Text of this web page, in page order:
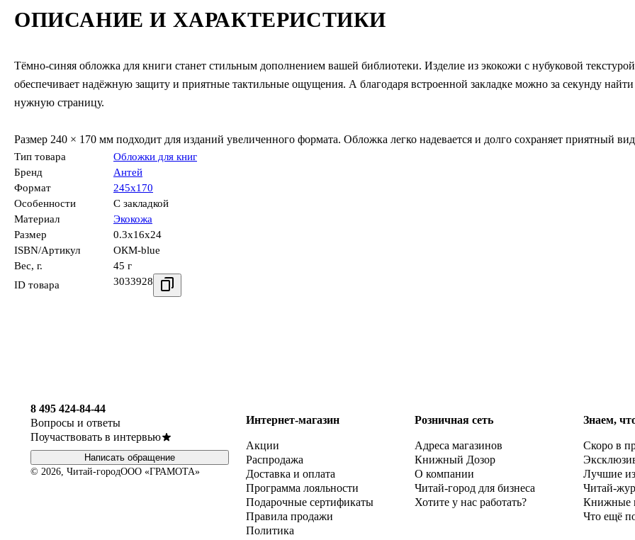
ОПИСАНИЕ И ХАРАКТЕРИСТИКИ
Тёмно-синяя обложка для книги станет стильным дополнением вашей библиотеки. Изделие из экокожи с нубуковой текстурой
обеспечивает надёжную защиту и приятные тактильные ощущения. А благодаря встроенной закладке можно за секунду найти
нужную страницу.
Размер 240 × 170 мм подходит для изданий увеличенного формата. Обложка легко надевается и долго сохраняет приятный
Тип товара
Обложки для книг
Бренд
Антей
Формат
245х170
Особенности
С закладкой
Материал
Экокожа
Размер
0.3x16x24
ISBN/Артикул
ОКМ-blue
Вес, г.
45 г
ID товара
3033928
8 495 424-84-44
Вопросы и ответы
Поучаствовать в интервью
Написать обращение
© 2026, Читай-городООО «ГРАМОТА»
Интернет-магазин
Акции
Распродажа
Доставка и оплата
Программа лояльности
Подарочные сертификаты
Правила продажи
Политика
Розничная сеть
Адреса магазинов
Книжный Дозор
О компании
Читай-город для бизнеса
Хотите у нас работать?
Знаем,
Скоро в
Лучшие
Читай-
Книжные
Что ещё